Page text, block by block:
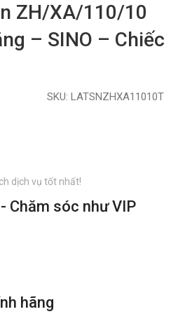
ZH/XA/110/10
– SINO – Chiếc
SKU: LATSNZHXA11010T
dịch vụ tốt nhất!
Chăm sóc như VIP
hãng